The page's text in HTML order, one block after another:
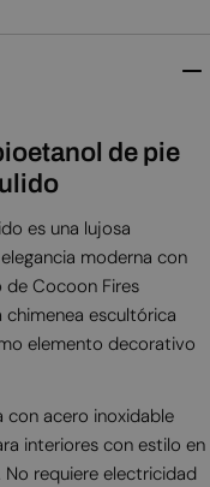
de pie
es una lujosa
moderna con
de Cocoon Fires
escultórica
elemento decorativo
con acero inoxidable
interiores con estilo en
requiere electricidad